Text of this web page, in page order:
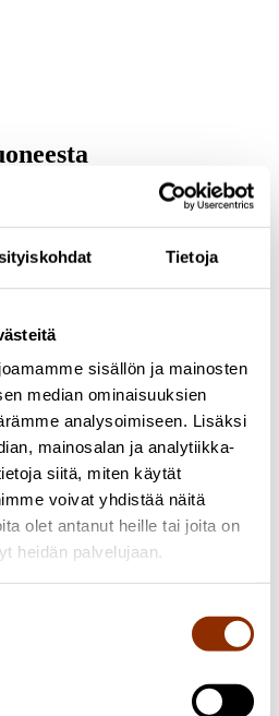
Tietoja
sisällön ja mainosten
median ominaisuuksien
analysoimiseen. Lisäksi
mainosalan ja analytiikka-
siitä, miten käytät
voivat yhdistää näitä
olet antanut heille tai joita on
heidän palvelujaan.
presidentin myöntämät
johtajaksi 26 hakijaa
Helsinki